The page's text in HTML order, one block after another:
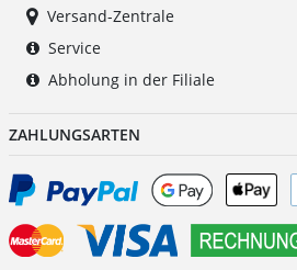
Versand-Zentrale
Service
Abholung in der Filiale
ZAHLUNGSARTEN